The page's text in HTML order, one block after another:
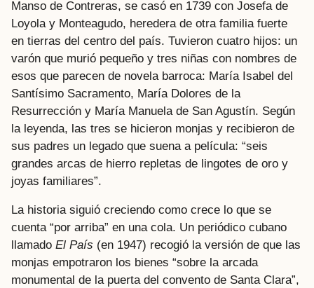
Manso de Contreras, se casó en 1739 con Josefa de
Loyola y Monteagudo, heredera de otra familia fuerte
en tierras del centro del país. Tuvieron cuatro hijos: un
varón que murió pequeño y tres niñas con nombres de
esos que parecen de novela barroca: María Isabel del
Santísimo Sacramento, María Dolores de la
Resurrección y María Manuela de San Agustín. Según
la leyenda, las tres se hicieron monjas y recibieron de
sus padres un legado que suena a película: “seis
grandes arcas de hierro repletas de lingotes de oro y
joyas familiares”.
La historia siguió creciendo como crece lo que se
cuenta “por arriba” en una cola. Un periódico cubano
llamado El País (en 1947) recogió la versión de que las
monjas empotraron los bienes “sobre la arcada
monumental de la puerta del convento de Santa Clara”,